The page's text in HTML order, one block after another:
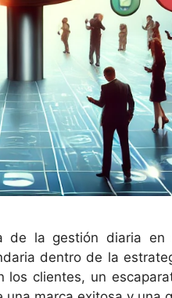
de la gestión diaria
dentro de la
clientes, un